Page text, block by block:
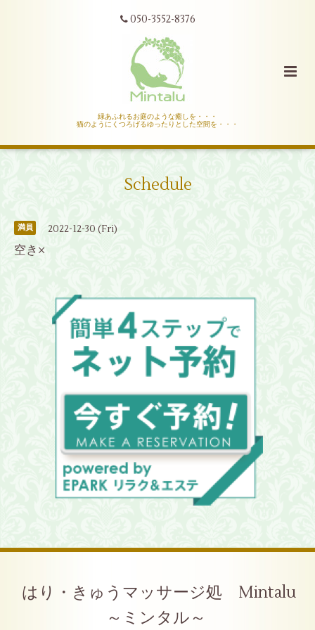
050-3552-8376
緑あふれるお庭のような癒しを・・・
猫のようにくつろげるゆったりとした空間を・・・
Schedule
満員 2022-12-30 (Fri)
空き×
はり・きゅうマッサージ処 Mintalu
～ミンタル～